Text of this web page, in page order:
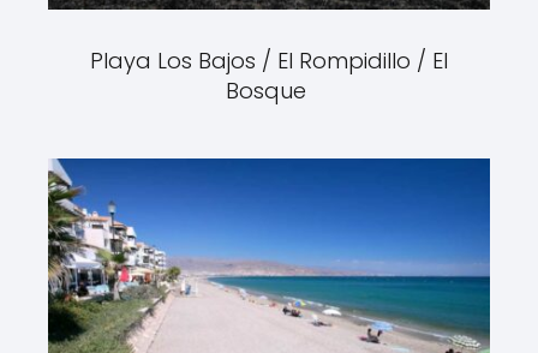
Playa Los Bajos / El Rompidillo / El
Bosque